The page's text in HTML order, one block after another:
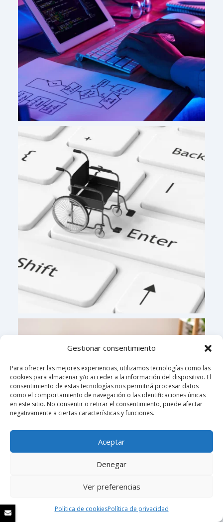
Gestionar consentimiento
Para ofrecer las mejores experiencias, utilizamos tecnologías como las
cookies para almacenar y/o acceder a la información del dispositivo. El
consentimiento de estas tecnologías nos permitirá procesar datos
como el comportamiento de navegación o las identificaciones únicas
en este sitio. No consentir o retirar el consentimiento, puede afectar
negativamente a ciertas características y funciones.
Aceptar
Denegar
Ver preferencias
Política de cookiesPolítica de privacidad